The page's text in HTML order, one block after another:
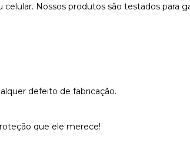
Nossos produtos são testados para
defeito de fabricação.
que ele merece!